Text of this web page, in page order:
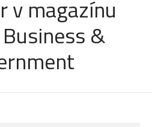
v magazínu
&